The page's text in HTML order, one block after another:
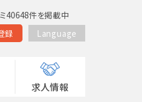
40648件を掲載中
録 Language
求人情報